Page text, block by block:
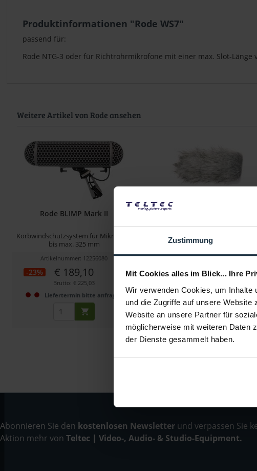
Zustimmung
Mit Cookies alles im Blick... Ihre
Wir verwenden Cookies, um Inhalte
und die Zugriffe auf unsere
Website an unsere Partner für
möglicherweise mit weiteren Daten
der Dienste gesammelt haben.
Produktinformationen "Rode WS7"
passend für:
Rode NTG-3 oder für Richtrohrmikrofone mit einer max. Slot-
Weitere Artikel von Rode ansehen
Rode BLIMP Mark II
Korbwindschutzsystem für Mikrofone
bis max. 325 mm
Artikelnummer: 12256080
-23% € 189,10
Brutto: € 225,03
Liefertermin bitte anfragen
Fellwindschutz für VideoMic, NTG-
NTG-2 u.NTG-3
Artikelnummer: 12230686
-10% € 33,10
sofort ab Lager
Abonnieren Sie den kostenlosen Newsletter und verpassen Sie
Aktion mehr von Teltec | Video-, Audio- & Studio-Equipment.